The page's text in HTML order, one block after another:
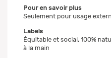
Pour en savoir plus
Seulement pour usage
Labels
Équitable et social, 100%
à la main